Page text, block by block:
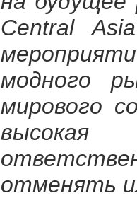
Сentral
модного
мирового
отменять